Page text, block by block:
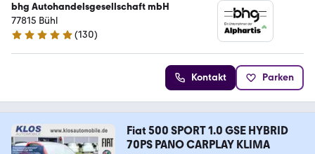
bhg Autohandelsgesellschaft mbH
77815 Bühl
4.8 Sterne
(130)
Kontakt Parken
Fiat 500 SPORT 1.0 GSE HYBRID
70PS PANO CARPLAY KLIMA